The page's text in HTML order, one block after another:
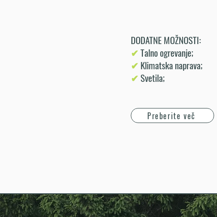
DODATNE MOŽNOSTI:
✔Talno ogrevanje;
✔ Klimatska naprava;
✔Svetila;
Preberite več